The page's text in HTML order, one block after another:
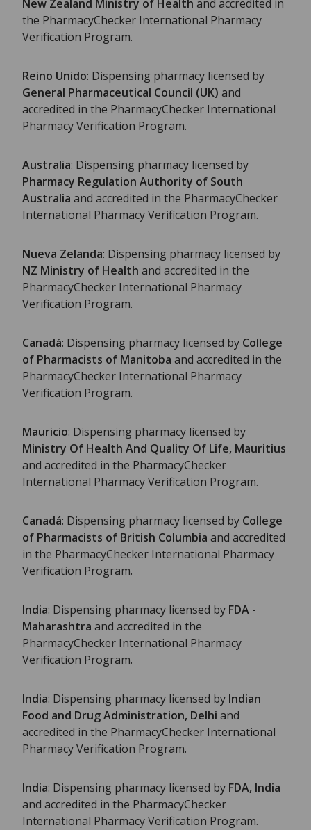
New Zealand Ministry of Health and accredited in
the PharmacyChecker International Pharmacy
Verification Program.
Reino Unido: Dispensing pharmacy licensed by
General Pharmaceutical Council (UK) and
accredited in the PharmacyChecker International
Pharmacy Verification Program.
Australia: Dispensing pharmacy licensed by
Pharmacy Regulation Authority of South
Australia and accredited in the PharmacyChecker
International Pharmacy Verification Program.
Nueva Zelanda: Dispensing pharmacy licensed by
NZ Ministry of Health and accredited in the
PharmacyChecker International Pharmacy
Verification Program.
Canadá: Dispensing pharmacy licensed by College
of Pharmacists of Manitoba and accredited in the
PharmacyChecker International Pharmacy
Verification Program.
Mauricio: Dispensing pharmacy licensed by
Ministry Of Health And Quality Of Life, Mauritius
and accredited in the PharmacyChecker
International Pharmacy Verification Program.
Canadá: Dispensing pharmacy licensed by College
of Pharmacists of British Columbia and accredited
in the PharmacyChecker International Pharmacy
Verification Program.
India: Dispensing pharmacy licensed by FDA -
Maharashtra and accredited in the
PharmacyChecker International Pharmacy
Verification Program.
India: Dispensing pharmacy licensed by Indian
Food and Drug Administration, Delhi and
accredited in the PharmacyChecker International
Pharmacy Verification Program.
India: Dispensing pharmacy licensed by FDA, India
and accredited in the PharmacyChecker
International Pharmacy Verification Program.